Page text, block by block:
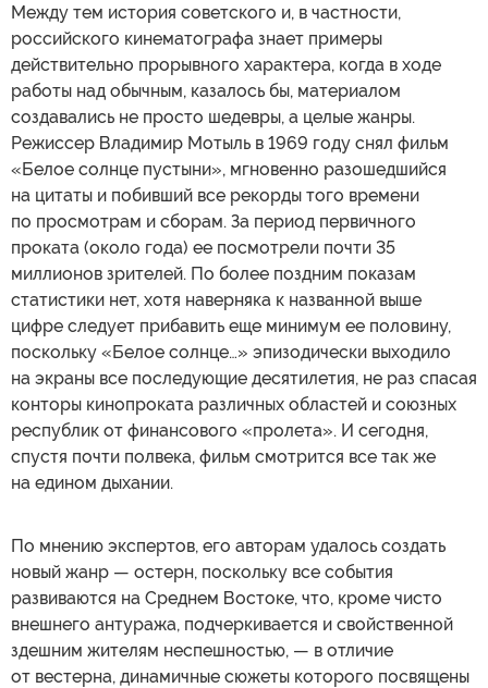
Между тем история советского и, в частности,
российского кинематографа знает примеры
действительно прорывного характера, когда в ходе
работы над обычным, казалось бы, материалом
создавались не просто шедевры, а целые жанры.
Режиссер Владимир Мотыль в 1969 году снял фильм
«Белое солнце пустыни», мгновенно разошедшийся
на цитаты и побивший все рекорды того времени
по просмотрам и сборам. За период первичного
проката (около года) ее посмотрели почти 35
миллионов зрителей. По более поздним показам
статистики нет, хотя наверняка к названной выше
цифре следует прибавить еще минимум ее половину,
поскольку «Белое солнце…» эпизодически выходило
на экраны все последующие десятилетия, не раз спасая
конторы кинопроката различных областей и союзных
республик от финансового «пролета». И сегодня,
спустя почти полвека, фильм смотрится все так же
на едином дыхании.
По мнению экспертов, его авторам удалось создать
новый жанр — остерн, поскольку все события
развиваются на Среднем Востоке, что, кроме чисто
внешнего антуража, подчеркивается и свойственной
здешним жителям неспешностью, — в отличие
от вестерна, динамичные сюжеты которого посвящены